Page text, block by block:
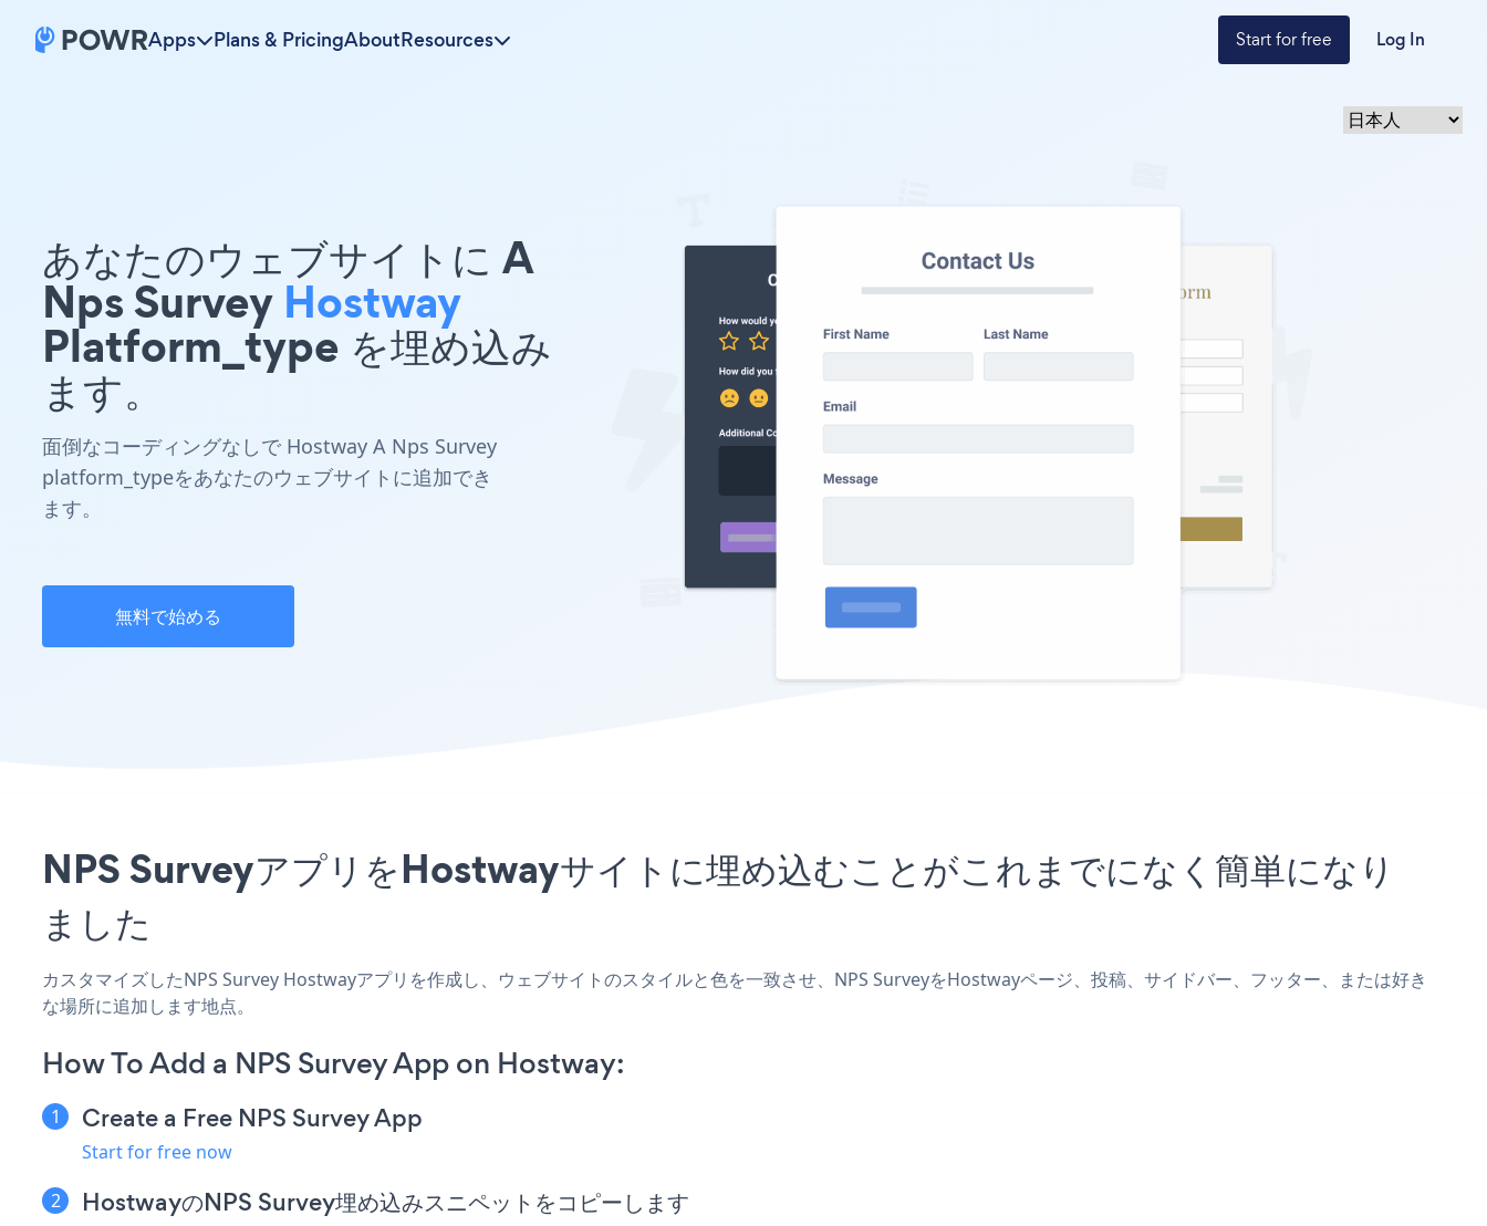
Apps Plans & PricingAboutResources Start for free Log In
あなたのウェブサイトに A
Nps Survey Hostway
Platform_type を埋め込み
ます。
面倒なコーディングなしで Hostway A Nps Survey
platform_typeをあなたのウェブサイトに追加でき
ます。
無料で始める
NPS SurveyアプリをHostwayサイトに埋め込むことがこれまでになく簡単になり
ました
カスタマイズしたNPS Survey Hostwayアプリを作成し、ウェブサイトのスタイルと色を一致させ、NPS SurveyをHostwayページ、投稿、サイドバー、フッター、または好き
な場所に追加します地点。
How To Add a NPS Survey App on Hostway:
Create a Free NPS Survey App
Start for free now
HostwayのNPS Survey埋め込みスニペットをコピーします